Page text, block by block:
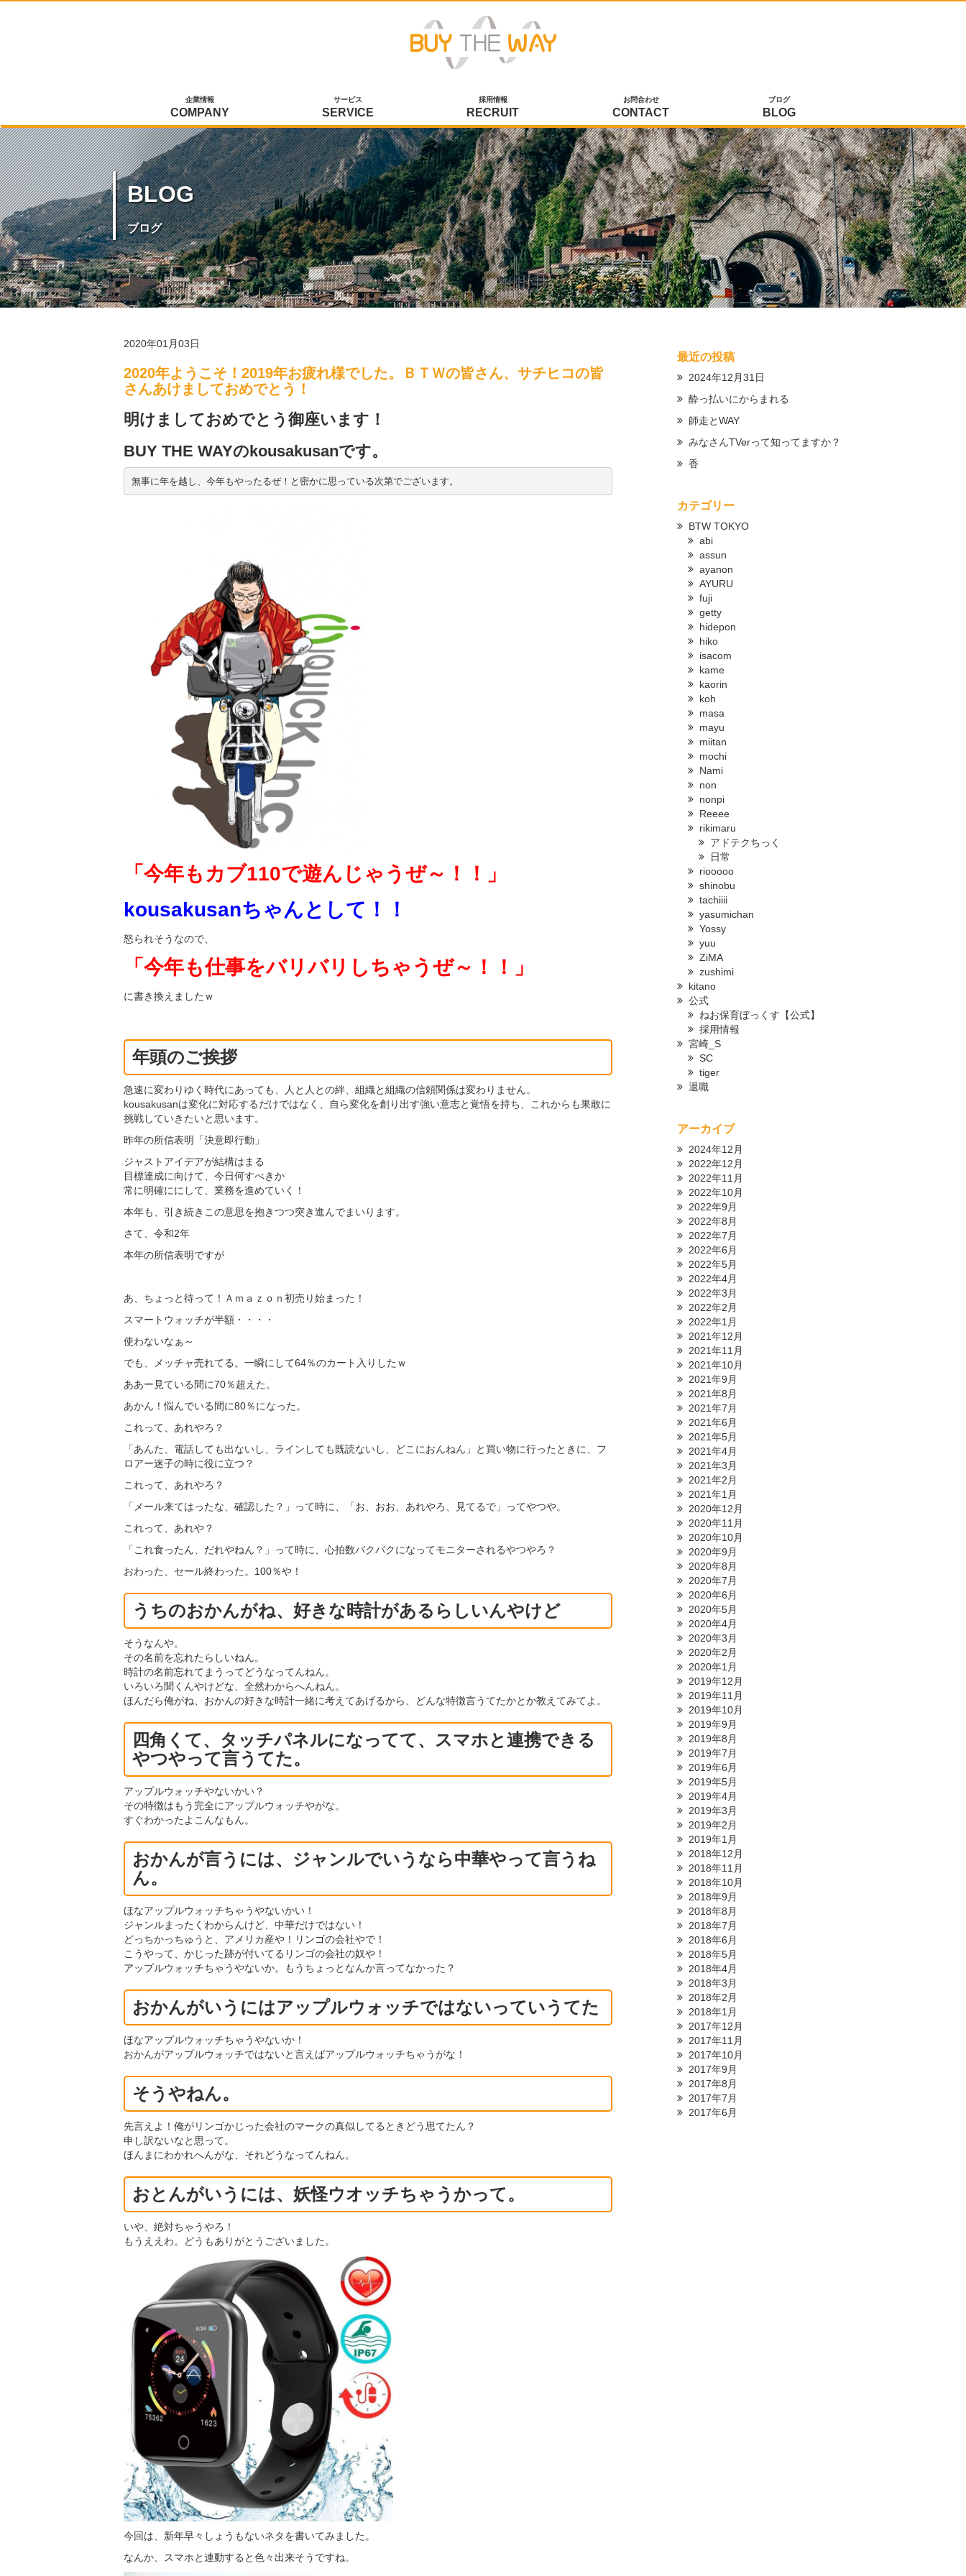
企業情報
COMPANY
サービス
SERVICE
採用情報
RECRUIT
お問合わせ
CONTACT
ブログ
BLOG
BLOG
ブログ
2020年01月03日
2020年ようこそ！2019年お疲れ様でした。ＢＴＷの皆さん、サチヒコの皆
さんあけましておめでとう！
明けましておめでとう御座います！
BUY THE WAYのkousakusanです。
無事に年を越し、今年もやったるぜ！と密かに思っている次第でございます。
「今年もカブ110で遊んじゃうぜ～！！」
kousakusanちゃんとして！！
怒られそうなので、
「今年も仕事をバリバリしちゃうぜ～！！」
に書き換えましたｗ
年頭のご挨拶
急速に変わりゆく時代にあっても、人と人との絆、組織と組織の信頼関係は変わりません。
kousakusanは変化に対応するだけではなく、自ら変化を創り出す強い意志と覚悟を持ち、これからも果敢に
挑戦していきたいと思います。
昨年の所信表明「決意即行動」
ジャストアイデアが結構はまる
目標達成に向けて、今日何すべきか
常に明確ににして、業務を進めていく！
本年も、引き続きこの意思を抱きつつ突き進んでまいります。
さて、令和2年
本年の所信表明ですが
あ、ちょっと待って！Ａｍａｚｏｎ初売り始まった！
スマートウォッチが半額・・・・
使わないなぁ～
でも、メッチャ売れてる。一瞬にして64％のカート入りしたｗ
ああー見ている間に70％超えた。
あかん！悩んでいる間に80％になった。
これって、あれやろ？
「あんた、電話しても出ないし、ラインしても既読ないし、どこにおんねん」と買い物に行ったときに、フ
ロアー迷子の時に役に立つ？
これって、あれやろ？
「メール来てはったな、確認した？」って時に、「お、おお、あれやろ、見てるで」ってやつや。
これって、あれや？
「これ食ったん、だれやねん？」って時に、心拍数バクバクになってモニターされるやつやろ？
おわった、セール終わった。100％や！
うちのおかんがね、好きな時計があるらしいんやけど
そうなんや。
その名前を忘れたらしいねん。
時計の名前忘れてまうってどうなってんねん。
いろいろ聞くんやけどな、全然わからへんねん。
ほんだら俺がね、おかんの好きな時計一緒に考えてあげるから、どんな特徴言うてたかとか教えてみてよ。
四角くて、タッチパネルになってて、スマホと連携できる
やつやって言うてた。
アップルウォッチやないかい？
その特徴はもう完全にアップルウォッチやがな。
すぐわかったよこんなもん。
おかんが言うには、ジャンルでいうなら中華やって言うね
ん。
ほなアップルウォッチちゃうやないかい！
ジャンルまったくわからんけど、中華だけではない！
どっちかっちゅうと、アメリカ産や！リンゴの会社やで！
こうやって、かじった跡が付いてるリンゴの会社の奴や！
アップルウォッチちゃうやないか。もうちょっとなんか言ってなかった？
おかんがいうにはアップルウォッチではないっていうてた
ほなアップルウォッチちゃうやないか！
おかんがアップルウォッチではないと言えばアップルウォッチちゃうがな！
そうやねん。
先言えよ！俺がリンゴかじった会社のマークの真似してるときどう思てたん？
申し訳ないなと思って。
ほんまにわかれへんがな、それどうなってんねん。
おとんがいうには、妖怪ウオッチちゃうかって。
いや、絶対ちゃうやろ！
もうええわ。どうもありがとうございました。
今回は、新年早々しょうもないネタを書いてみました。
なんか、スマホと連動すると色々出来そうですね。
最近の投稿
2024年12月31日
酔っ払いにからまれる
師走とWAY
みなさんTVerって知ってますか？
香
カテゴリー
BTW TOKYO
abi
assun
ayanon
AYURU
fuji
getty
hidepon
hiko
isacom
kame
kaorin
koh
masa
mayu
miitan
mochi
Nami
non
nonpi
Reeee
rikimaru
アドテクちっく
日常
riooooo
shinobu
tachiiii
yasumichan
Yossy
yuu
ZiMA
zushimi
kitano
公式
ねお保育ぼっくす【公式】
採用情報
宮崎_S
SC
tiger
退職
アーカイブ
2024年12月
2022年12月
2022年11月
2022年10月
2022年9月
2022年8月
2022年7月
2022年6月
2022年5月
2022年4月
2022年3月
2022年2月
2022年1月
2021年12月
2021年11月
2021年10月
2021年9月
2021年8月
2021年7月
2021年6月
2021年5月
2021年4月
2021年3月
2021年2月
2021年1月
2020年12月
2020年11月
2020年10月
2020年9月
2020年8月
2020年7月
2020年6月
2020年5月
2020年4月
2020年3月
2020年2月
2020年1月
2019年12月
2019年11月
2019年10月
2019年9月
2019年8月
2019年7月
2019年6月
2019年5月
2019年4月
2019年3月
2019年2月
2019年1月
2018年12月
2018年11月
2018年10月
2018年9月
2018年8月
2018年7月
2018年6月
2018年5月
2018年4月
2018年3月
2018年2月
2018年1月
2017年12月
2017年11月
2017年10月
2017年9月
2017年8月
2017年7月
2017年6月